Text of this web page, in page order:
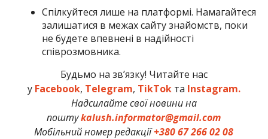
Спілкуйтеся лише на платформі. Намагайтеся
залишатися в межах сайту знайомств, поки
не будете впевнені в надійності
співрозмовника.
Будьмо на зв’язку! Читайте нас
у Facebook, Telegram, TikTokта Instagram.
Надсилайте свої новини на
поштуkalush.informator@gmail.com
Мобільний номер редакції+380 67 266 02 08